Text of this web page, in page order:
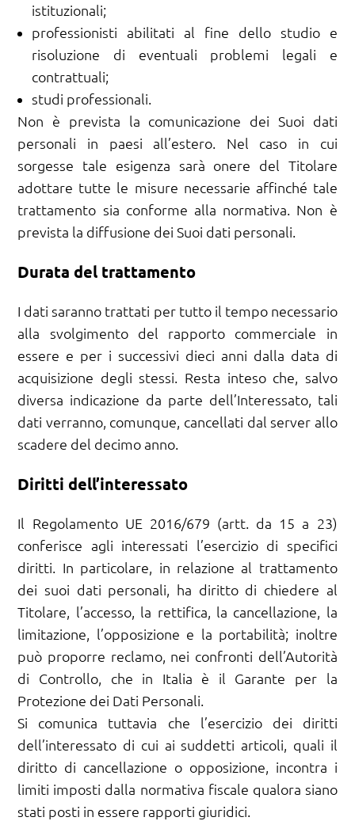
istituzionali;
professionisti abilitati al fine dello studio e
risoluzione di eventuali problemi legali e
contrattuali;
studi professionali.
Non è prevista la comunicazione dei Suoi dati
personali in paesi all’estero. Nel caso in cui
sorgesse tale esigenza sarà onere del Titolare
adottare tutte le misure necessarie affinché tale
trattamento sia conforme alla normativa. Non è
prevista la diffusione dei Suoi dati personali.
Durata del trattamento
I dati saranno trattati per tutto il tempo necessario
alla svolgimento del rapporto commerciale in
essere e per i successivi dieci anni dalla data di
acquisizione degli stessi. Resta inteso che, salvo
diversa indicazione da parte dell’Interessato, tali
dati verranno, comunque, cancellati dal server allo
scadere del decimo anno.
Diritti dell’interessato
Il Regolamento UE 2016/679 (artt. da 15 a 23)
conferisce agli interessati l’esercizio di specifici
diritti. In particolare, in relazione al trattamento
dei suoi dati personali, ha diritto di chiedere al
Titolare, l’accesso, la rettifica, la cancellazione, la
limitazione, l’opposizione e la portabilità; inoltre
può proporre reclamo, nei confronti dell’Autorità
di Controllo, che in Italia è il Garante per la
Protezione dei Dati Personali.
Si comunica tuttavia che l’esercizio dei diritti
dell’interessato di cui ai suddetti articoli, quali il
diritto di cancellazione o opposizione, incontra i
limiti imposti dalla normativa fiscale qualora siano
stati posti in essere rapporti giuridici.